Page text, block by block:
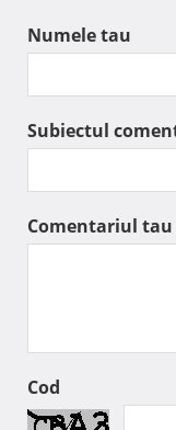
Numele tau
Subiectul
Comentariul tau
Cod